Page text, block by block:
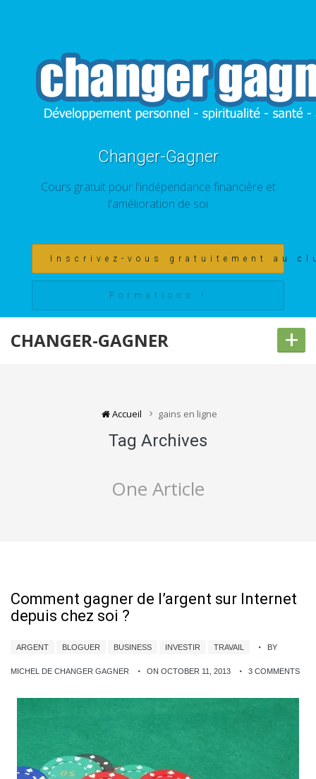
Changer-Gagner
Cours gratuit pour l'indépendance financière et
l'amélioration de soi
Inscrivez-vous gratuitement au
Formations !
CHANGER-GAGNER +
Accueil gains en ligne
Tag Archives
One Article
Comment gagner de l’argent sur Internet
depuis chez soi ?
ARGENT BLOGUER BUSINESS INVESTIR TRAVAIL BY
MICHEL DE CHANGER GAGNER ON OCTOBER 11, 2013 3 COMMENTS